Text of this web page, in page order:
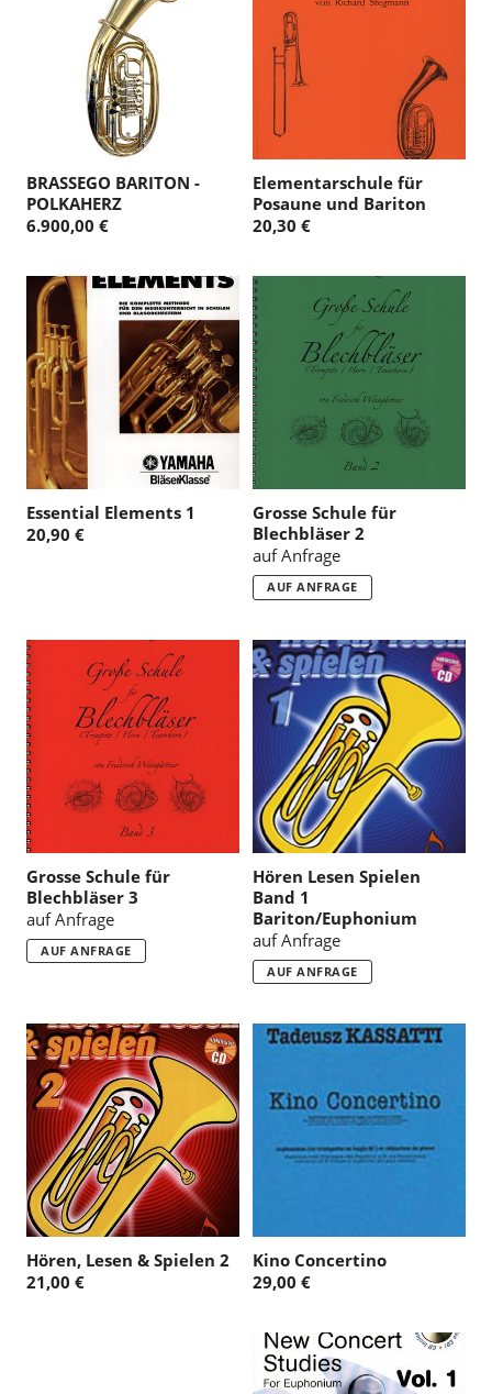
BRASSEGO BARITON -
POLKAHERZ
6.900,00 €
Elementarschule für
Posaune und Bariton
20,30 €
Essential Elements 1
20,90 €
Grosse Schule für
Blechbläser 2
auf Anfrage
AUF ANFRAGE
Grosse Schule für
Blechbläser 3
auf Anfrage
AUF ANFRAGE
Hören Lesen Spielen
Band 1
Bariton/Euphonium
auf Anfrage
AUF ANFRAGE
Hören, Lesen & Spielen 2
21,00 €
Kino Concertino
29,00 €